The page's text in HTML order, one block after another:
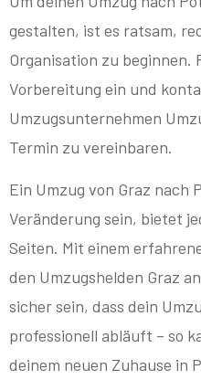
gestalten, ist es ratsam,
Organisation zu beginnen.
Vorbereitung ein und
Umzugsunternehmen
Termin zu vereinbaren.
Ein Umzug von Graz nach
Veränderung sein, bietet
Seiten. Mit einem
den Umzugshelden Graz
sicher sein, dass dein
professionell abläuft – so
deinem neuen Zuhause in